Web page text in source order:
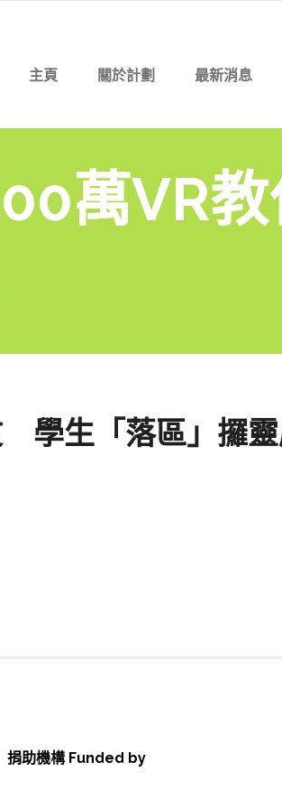
主頁 關於計劃 最新消息
萬VR
學生「落區」攞
捐助機構 Funded by